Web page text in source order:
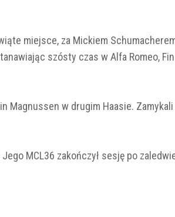
miejsce, za Mickiem
szósty czas w Alfa Romeo, Fin
Magnussen w drugim Haasie. Zamykali
MCL36 zakończył sesję po